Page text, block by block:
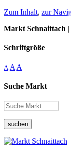
Zum Inhalt, zur
Markt Schnaittach
Schriftgröße
A A A
Suche Markt
suchen